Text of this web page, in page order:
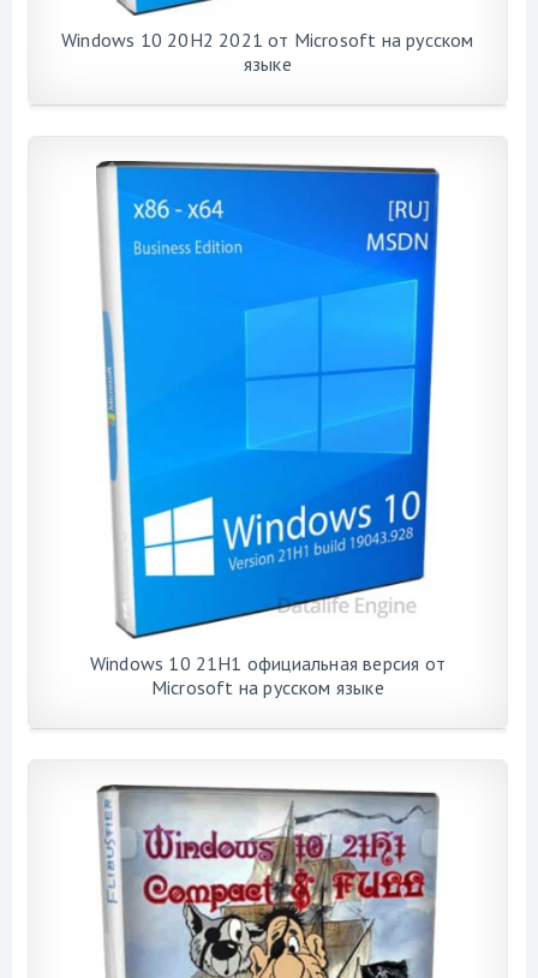
Windows 10 20H2 2021 от Microsoft на русском
языке
Windows 10 21H1 официальная версия от
Microsoft на русском языке